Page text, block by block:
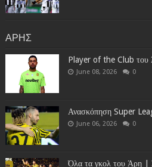
ΑΡΗΣ
Player of the Club του
June 08, 2026 0
Ανασκόπηση Super
June 06, 2026 0
Όλα τα γκολ του Άρη